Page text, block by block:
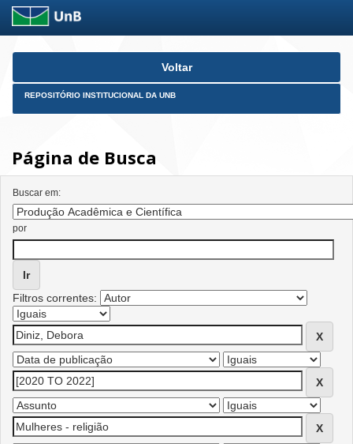
Skip
Voltar
REPOSITÓRIO INSTITUCIONAL DA UNB
Página de Busca
Buscar em:
por
Filtros correntes: